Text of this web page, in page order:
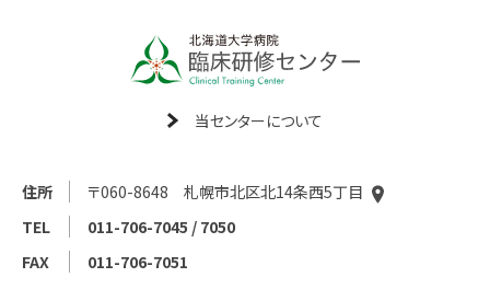
当センターについて
住所
〒060-8648 札幌市北区北14条西5丁目
TEL
011-706-7045 / 7050
FAX
011-706-7051